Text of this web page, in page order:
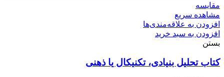
مقایسه
مشاهده سریع
افزودن به علاقه‌مندی‌ها
افزودن به سبد خرید
بستن
کتاب تحلیل بنیادی، تکنیکال یا ذهنی